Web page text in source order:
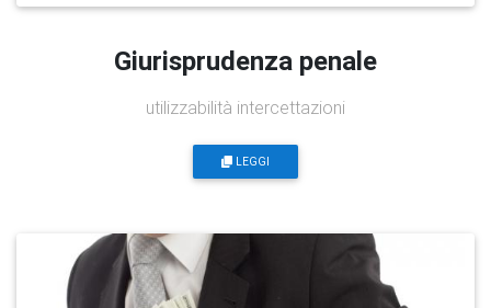
Giurisprudenza penale
utilizzabilità intercettazioni
LEGGI